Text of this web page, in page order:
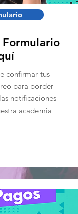
confirmar tus
para porder
notificaciones
academia